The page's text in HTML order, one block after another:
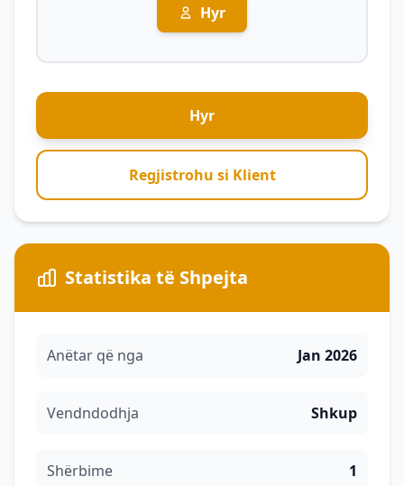
Hyr
Hyr
Regjistrohu si Klient
Statistika të Shpejta
Anëtar që nga Jan 2026
Vendndodhja Shkup
Shërbime 1